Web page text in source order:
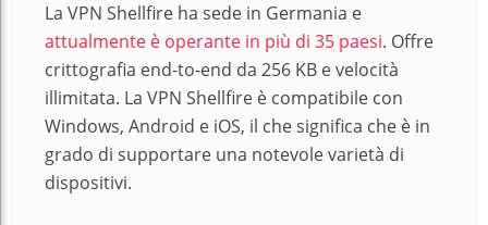
La VPN Shellfire ha sede in Germania e
attualmente è operante in più di 35 paesi. Offre
crittografia end-to-end da 256 KB e velocità
illimitata. La VPN Shellfire è compatibile con
Windows, Android e iOS, il che significa che è in
grado di supportare una notevole varietà di
dispositivi.